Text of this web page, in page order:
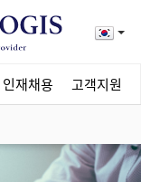
인재채용 고객지원